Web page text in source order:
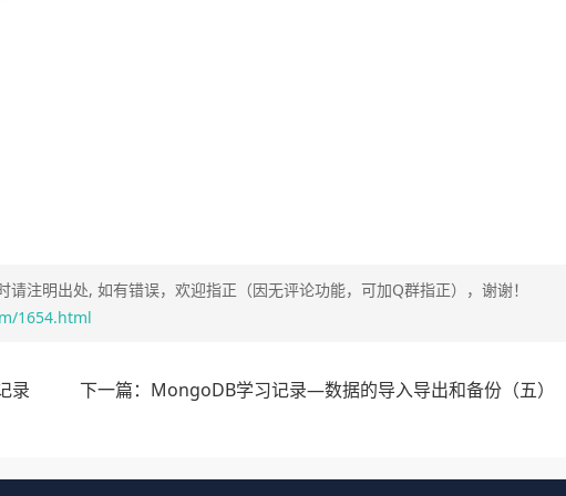
注明出处, 如有错误，欢迎指正（因无评论功能，可加Q群指正），谢谢！
1654.html
录 下一篇：MongoDB学习记录—数据的导入导出和备份（五）